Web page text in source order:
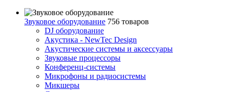
Звуковое оборудование 756 товаров
DJ оборудование
Акустика - NewTec Design
Акустические системы и аксессуары
Звуковые процессоры
Конференц-системы
Микрофоны и радиосистемы
Микшеры